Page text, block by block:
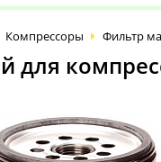
Компрессоры Фильтр